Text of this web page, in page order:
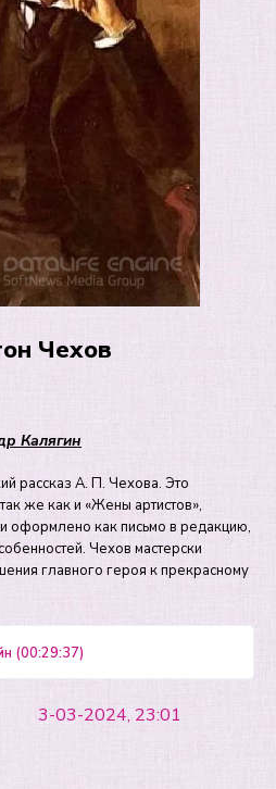
Чехов
Калягин
рассказ А. П. Чехова. Это
же как и «Жены артистов»,
оформлено как письмо в редакцию,
Чехов мастерски
главного героя к прекрасному
(00:29:37)
3-03-2024, 23:01